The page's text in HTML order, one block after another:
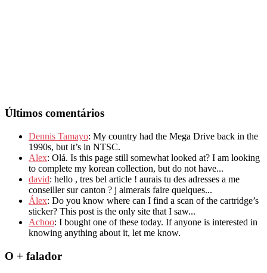
Últimos comentários
Dennis Tamayo: My country had the Mega Drive back in the
1990s, but it’s in NTSC.
Alex: Olá. Is this page still somewhat looked at? I am looking
to complete my korean collection, but do not have...
david: hello , tres bel article ! aurais tu des adresses a me
conseiller sur canton ? j aimerais faire quelques...
Álex: Do you know where can I find a scan of the cartridge’s
sticker? This post is the only site that I saw...
Achoo: I bought one of these today. If anyone is interested in
knowing anything about it, let me know.
O + falador